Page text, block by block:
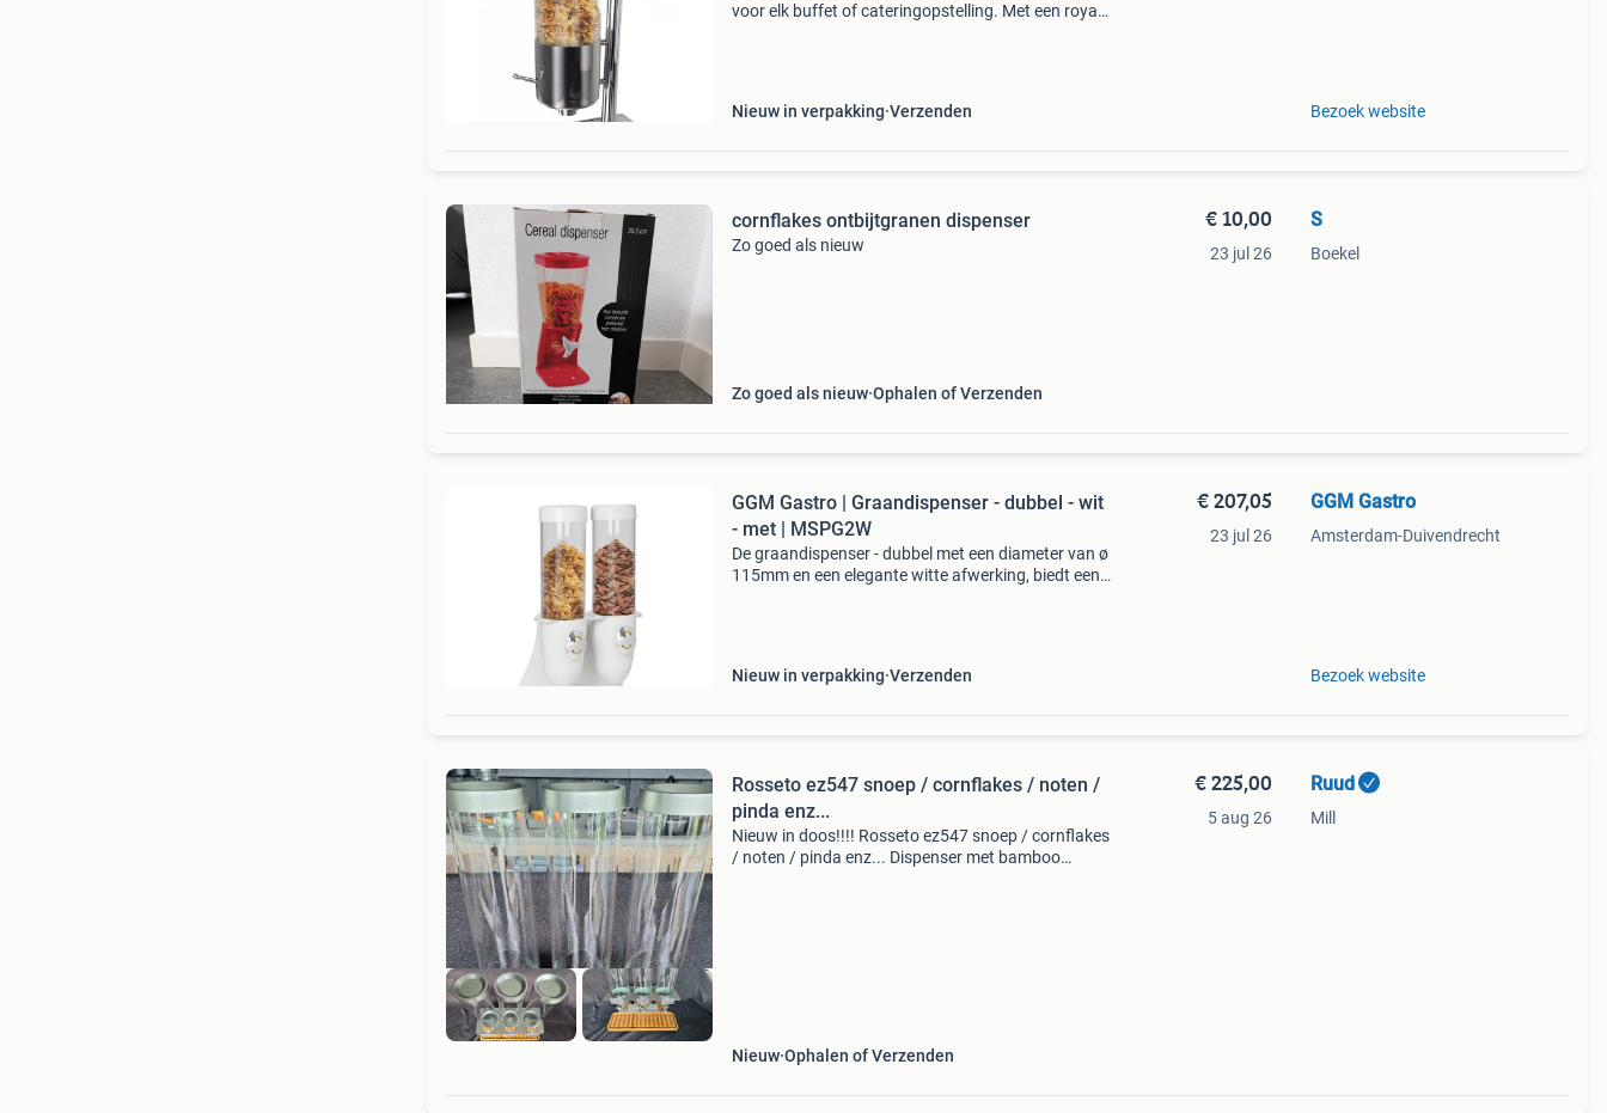
voor elk buffet of cateringopstelling. Met een royale
Nieuw in verpakking Verzenden Bezoek website
cornflakes ontbijtgranen dispenser
Zo goed als nieuw
Zo goed als nieuw Ophalen of Verzenden
€ 10,00
23 jul 26
S
Boekel
GGM Gastro | Graandispenser - dubbel - wit
- met | MSPG2W
De graandispenser - dubbel met een diameter van ø
115mm en een elegante witte afwerking, biedt een
Nieuw in verpakking Verzenden
€ 207,05
23 jul 26
GGM Gastro
Amsterdam-Duivendrecht
Bezoek website
Rosseto ez547 snoep / cornflakes / noten /
pinda enz...
Nieuw in doos!!!! Rosseto ez547 snoep / cornflakes
/ noten / pinda enz... Dispenser met bamboo
Nieuw Ophalen of Verzenden
€ 225,00
5 aug 26
Ruud
Mill